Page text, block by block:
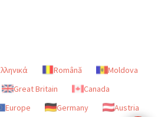
Română
Moldova
Great Britain
Canada
Europe Germany Austria